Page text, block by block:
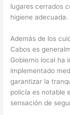
lugares cerrados
higiene adecuada.
Además de los
Cabos es
Gobierno local ha
implementado
garantizar la
policía es notable
sensación de